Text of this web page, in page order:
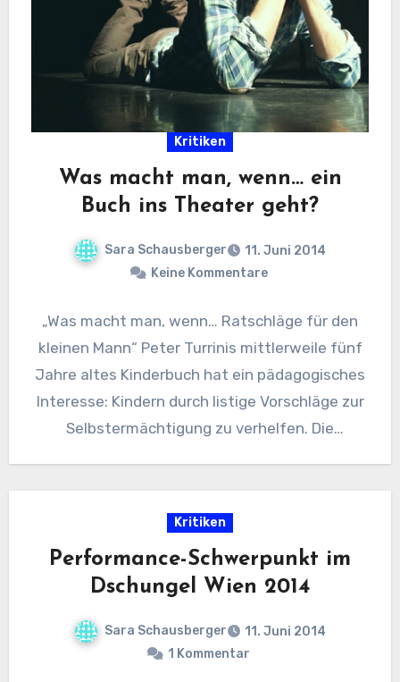
Kritiken
Was macht man, wenn… ein
Buch ins Theater geht?
Sara Schausberger
11. Juni 2014
Keine Kommentare
„Was macht man, wenn… Ratschläge für den
kleinen Mann“ Peter Turrinis mittlerweile fünf
Jahre altes Kinderbuch hat ein pädagogisches
Interesse: Kindern durch listige Vorschläge zur
Selbstermächtigung zu verhelfen. Die
Kritiken
Performance-Schwerpunkt im
Dschungel Wien 2014
Sara Schausberger
11. Juni 2014
1 Kommentar